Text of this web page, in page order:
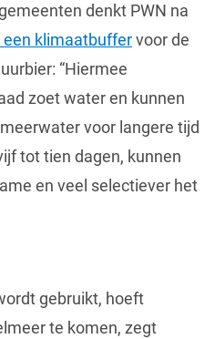
denkt PWN na
klimaatbuffervoor de
“Hiermee
zoet water en kunnen
voor langere tijd
tot tien dagen, kunnen
en veel selectiever het
gebruikt, hoeft
te komen, zegt